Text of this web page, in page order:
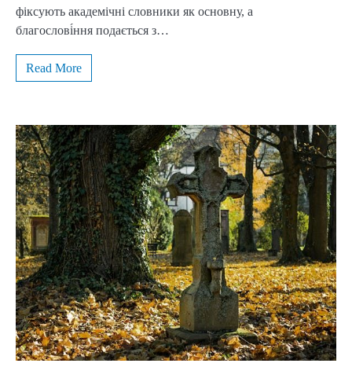
фіксують академічні словники як основну, а
благослові́ння подається з…
Read More